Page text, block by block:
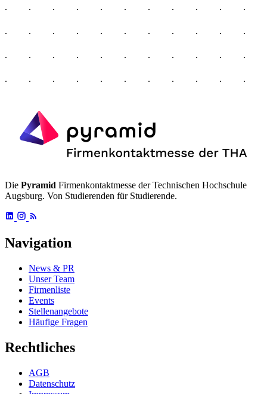
Die Pyramid Firmenkontaktmesse der Technischen Hochschule
Augsburg. Von Studierenden für Studierende.
Navigation
News & PR
Unser Team
Firmenliste
Events
Stellenangebote
Häufige Fragen
Rechtliches
AGB
Datenschutz